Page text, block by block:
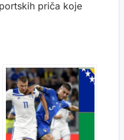
priča koje